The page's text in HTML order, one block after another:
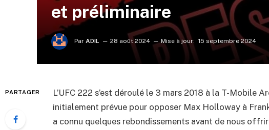
et préliminaire
Par ADIL 28 août 2024 Mise à jour: 15 septembre 2024
PARTAGER
L’UFC 222 s’est déroulé le 3 mars 2018 à la T-Mobile
initialement prévue pour opposer Max Holloway à
a connu quelques rebondissements avant de nous